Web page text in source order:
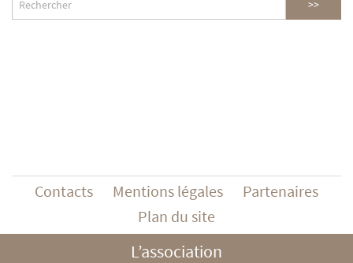
Contacts Mentions légales
Partenaires
Plan du site
L’association